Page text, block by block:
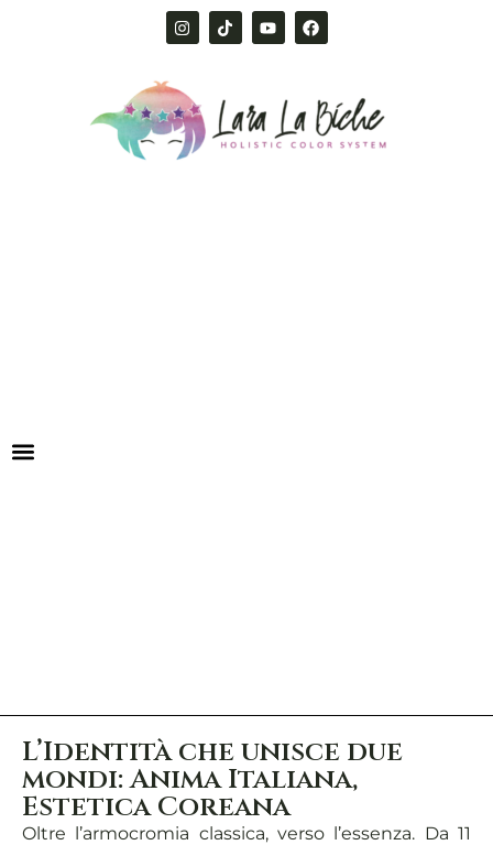
L’Identità che unisce due
mondi: Anima Italiana,
Estetica Coreana
Oltre l’armocromia classica, verso l’essenza. Da 11